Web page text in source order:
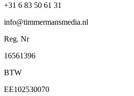
+31 6 83 50 61 31
info@timmermansmedia.nl
Reg. Nr
16561396
BTW
EE102530070